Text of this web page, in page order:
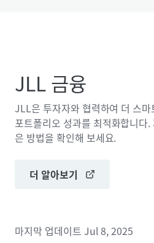
JLL 금융
JLL은 투자자와 협력하여 더 스
포트폴리오 성과를 최적화합니다
은 방법을 확인해 보세요.
더 알아보기
마지막 업데이트 Jul 8, 2025